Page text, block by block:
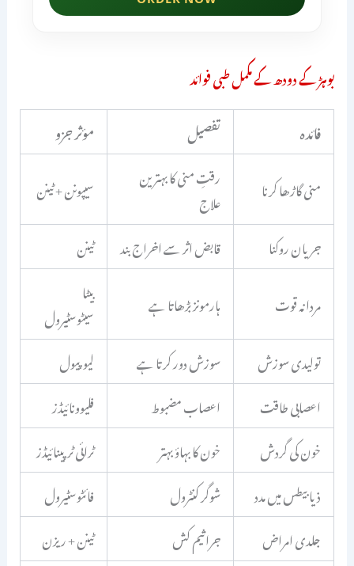
بوہڑ کے دودھ کے مکمل طبی فوائد
فائدہ
تفصیل
مؤثر جزو
منی گاڑھا کرنا
رقتِ منی کا بہترین
علاج
سیپونن + ٹینن
جریان روکنا
قابض اثر سے اخراج بند
ٹینن
مردانہ قوت
ہارمونز بڑھاتا ہے
بیٹا
سیٹوسٹیرول
تولیدی سوزش
سوزش دور کرتا ہے
لیوپیول
اعصابی طاقت
اعصاب مضبوط
فلیوونائیڈز
خون کی گردش
خون کا بہاؤ بہتر
ٹرائی ٹرپینائیڈز
ذیابیطس میں مدد
شوگر کنٹرول
فائٹوسٹیرول
جلدی امراض
جراثیم کش
ٹینن + ریزن